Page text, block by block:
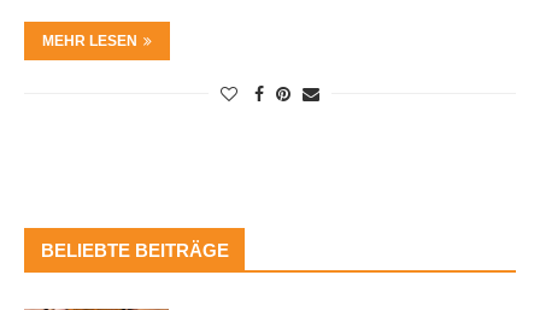
MEHR LESEN
BELIEBTE BEITRÄGE